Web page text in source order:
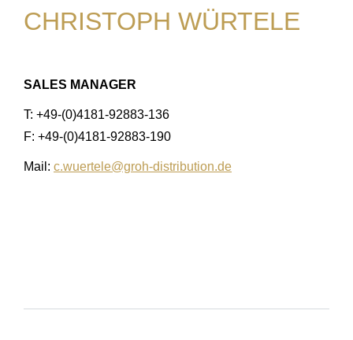
CHRISTOPH WÜRTELE
SALES MANAGER
T: +49-(0)4181-92883-136
F: +49-(0)4181-92883-190
Mail: c.wuertele@groh-distribution.de